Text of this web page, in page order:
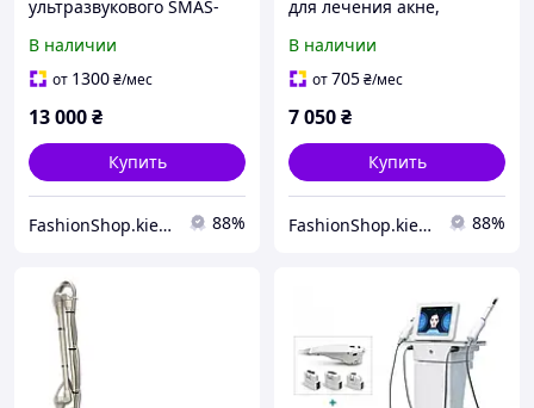
ультразвукового SMAS-
омоложения и подтяжки
кожи лица против
В наличии
от 1300₴/мес
13 000₴
Купить
FashionShop.kiev.ua - Материалы для красоты 88%
для лечения акне,
удаления дефектов
В наличии
от705₴/мес
7 050₴
Купить
FashionShop.kiev.ua - Материалы для красоты 88%